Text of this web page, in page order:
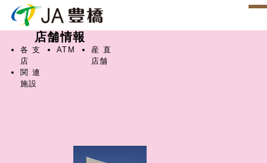
店舗情報
各支
店
ATM
産直
店舗
関連
施設